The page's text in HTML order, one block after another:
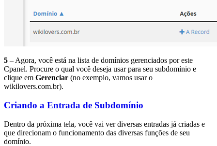
5 –Agora, você está na lista de domínios gerenciados por este
Cpanel. Procure o qual você deseja usar para seu subdomínio e
clique em Gerenciar (no exemplo, vamos usar o
wikilovers.com.br).
Criando a Entrada de Subdomínio
Dentro da próxima tela, você vai ver diversas entradas já criadas e
que direcionam o funcionamento das diversas funções de seu
domínio.